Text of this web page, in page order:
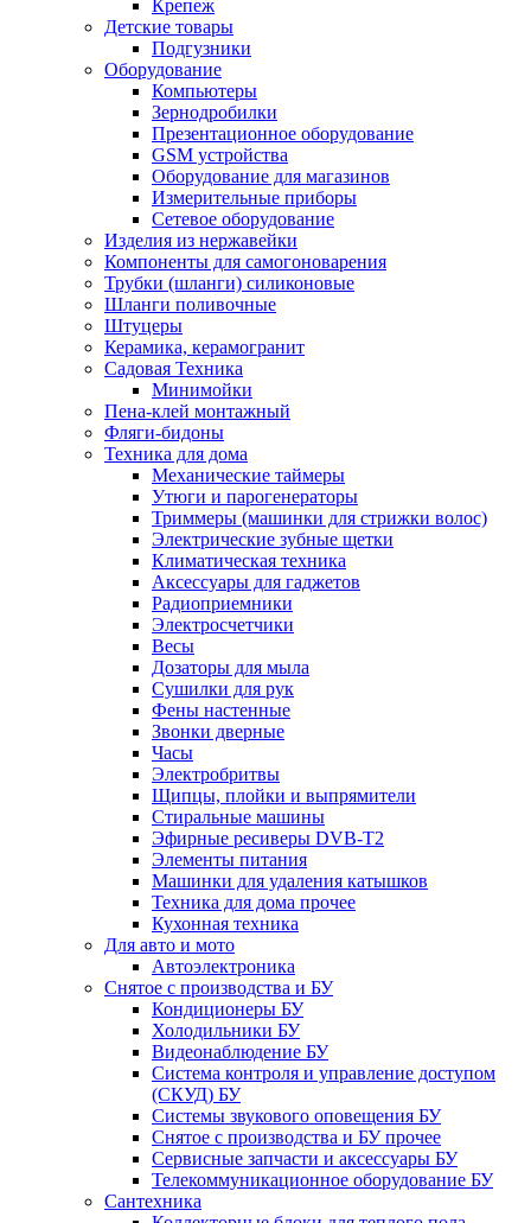
Крепеж
Детские товары
Подгузники
Оборудование
Компьютеры
Зернодробилки
Презентационное оборудование
GSM устройства
Оборудование для магазинов
Измерительные приборы
Сетевое оборудование
Изделия из нержавейки
Компоненты для самогоноварения
Трубки (шланги) силиконовые
Шланги поливочные
Штуцеры
Керамика, керамогранит
Садовая Техника
Минимойки
Пена-клей монтажный
Фляги-бидоны
Техника для дома
Механические таймеры
Утюги и парогенераторы
Триммеры (машинки для стрижки волос)
Электрические зубные щетки
Климатическая техника
Аксессуары для гаджетов
Радиоприемники
Электросчетчики
Весы
Дозаторы для мыла
Сушилки для рук
Фены настенные
Звонки дверные
Часы
Электробритвы
Щипцы, плойки и выпрямители
Стиральные машины
Эфирные ресиверы DVB-T2
Элементы питания
Машинки для удаления катышков
Техника для дома прочее
Кухонная техника
Для авто и мото
Автоэлектроника
Снятое с производства и БУ
Кондиционеры БУ
Холодильники БУ
Видеонаблюдение БУ
Система контроля и управление доступом
(СКУД) БУ
Системы звукового оповещения БУ
Снятое с производства и БУ прочее
Сервисные запчасти и аксессуары БУ
Телекоммуникационное оборудование БУ
Сантехника